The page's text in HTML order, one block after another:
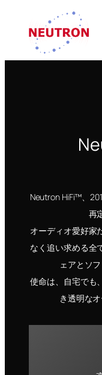
Neutron HiFi™、
再
オーディオ愛好家
なく追い求める全
ェアとソ
使命は、自宅でも
き透明な